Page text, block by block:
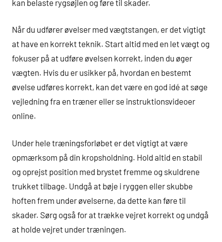
kan belaste rygsøjlen og føre til skader.
Når du udfører øvelser med vægtstangen, er det vigtigt
at have en korrekt teknik. Start altid med en let vægt og
fokuser på at udføre øvelsen korrekt, inden du øger
vægten. Hvis du er usikker på, hvordan en bestemt
øvelse udføres korrekt, kan det være en god idé at søge
vejledning fra en træner eller se instruktionsvideoer
online.
Under hele træningsforløbet er det vigtigt at være
opmærksom på din kropsholdning. Hold altid en stabil
og oprejst position med brystet fremme og skuldrene
trukket tilbage. Undgå at bøje i ryggen eller skubbe
hoften frem under øvelserne, da dette kan føre til
skader. Sørg også for at trække vejret korrekt og undgå
at holde vejret under træningen.